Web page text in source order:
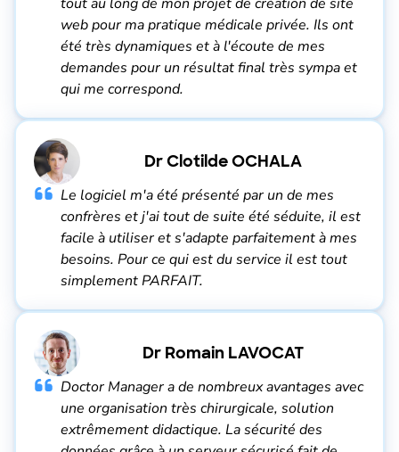
tout au long de mon projet de création de site
web pour ma pratique médicale privée. Ils ont
été très dynamiques et à l'écoute de mes
demandes pour un résultat final très sympa et
qui me correspond.
Dr Clotilde OCHALA
Le logiciel m'a été présenté par un de mes
confrères et j'ai tout de suite été séduite, il est
facile à utiliser et s'adapte parfaitement à mes
besoins. Pour ce qui est du service il est tout
simplement PARFAIT.
Dr Romain LAVOCAT
Doctor Manager a de nombreux avantages avec
une organisation très chirurgicale, solution
extrêmement didactique. La sécurité des